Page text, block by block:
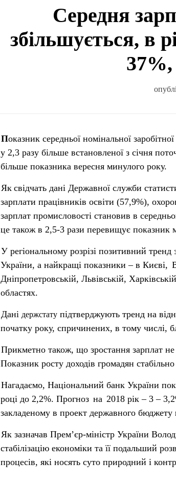
Середня
збільшується, в
37%,
Показник середньої номінальної
у 2,3 разу більше встановленої з січня
більше показника вересня минулого року.
Як свідчать дані Державної служби
зарплати працівників освіти (57,9%),
зарплат промисловості становив в
це також в 2,5-3 рази перевищує показник
У регіональному розрізі позитивний тренд
України, а найкращі показники – в Києві,
Дніпропетровській, Львівській,
областях.
Дані держстату підтверджують тренд на
початку року, спричинених, в тому числі,
Прикметно також, що зростання зарплат
Показник росту доходів громадян
Нагадаємо, Національний банк України
році до 2,2%. Прогноз на 2018 рік – 3 –
закладеному в проект державного бюджету
Як зазначав Прем’єр-міністр України
стабілізацію економіки та її подальший
процесів, які носять суто природний і